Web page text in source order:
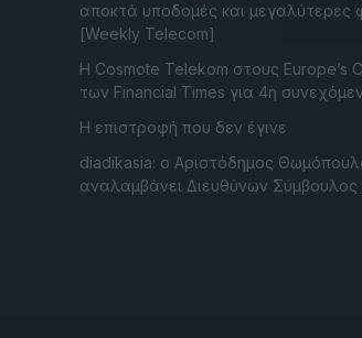
αποκτά υποδομές και μεγαλύτερες
[Weekly Telecom]
Η Cosmote Telekom στους Europe’s
των Financial Times για 4η
Η επιστροφή που δεν έγινε
diadikasia: ο Αριστόδημος
αναλαμβάνει Διευθύνων Σύμβουλος